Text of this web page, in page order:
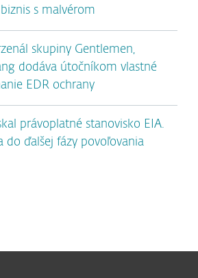
s malvérom
skupiny Gentlemen,
dodáva útočníkom vlastné
EDR ochrany
právoplatné stanovisko EIA.
do ďalšej fázy povoľovania